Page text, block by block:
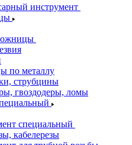
инструмент
по металлу
струбцины
гвоздодеры, ломы
специальный
кабелерезы